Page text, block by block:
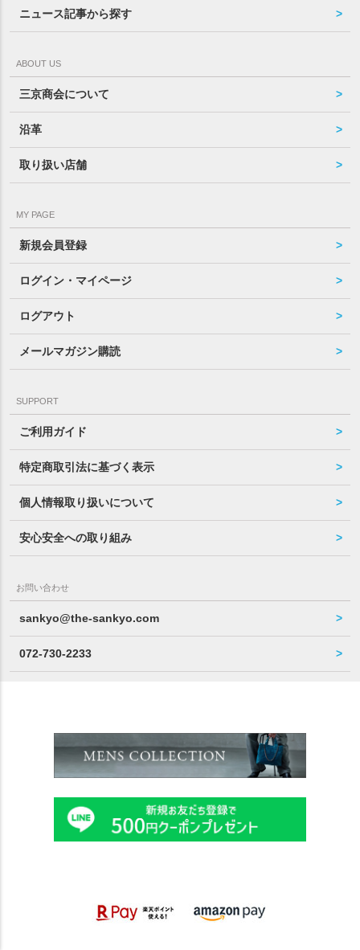
ニュース記事から探す
ABOUT US
三京商会について
沿革
取り扱い店舗
MY PAGE
新規会員登録
ログイン・マイページ
ログアウト
メールマガジン購読
SUPPORT
ご利用ガイド
特定商取引法に基づく表示
個人情報取り扱いについて
安心安全への取り組み
お問い合わせ
sankyo@the-sankyo.com
072-730-2233